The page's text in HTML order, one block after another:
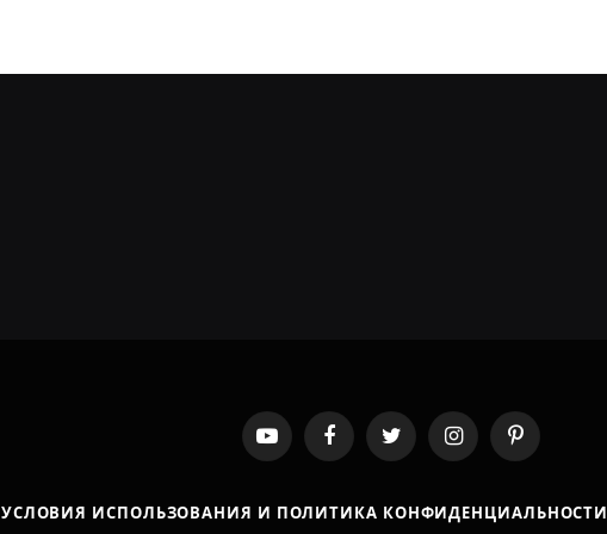
YouTubeFacebookTwitter InstagramPinterest
УСЛОВИЯ ИСПОЛЬЗОВАНИЯ И ПОЛИТИКА КОНФИДЕНЦИАЛЬНОСТИ